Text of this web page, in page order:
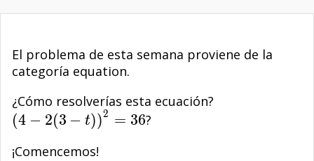
El problema de esta semana proviene de la
categoría equation.
¿Cómo resolverías esta ecuación?
(4 − 2(3 − t))2 = 36?
¡Comencemos!